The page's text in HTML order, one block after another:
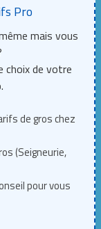
Pro
mais vous
choix de votre
de gros chez
(Seigneurie,
pour vous